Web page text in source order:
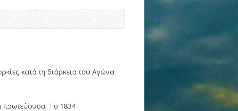
κατά τη διάρκεια του Αγώνα
πρωτεύουσα. Το 1834